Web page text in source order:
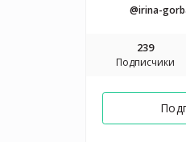
@irina-
239
Подписчики